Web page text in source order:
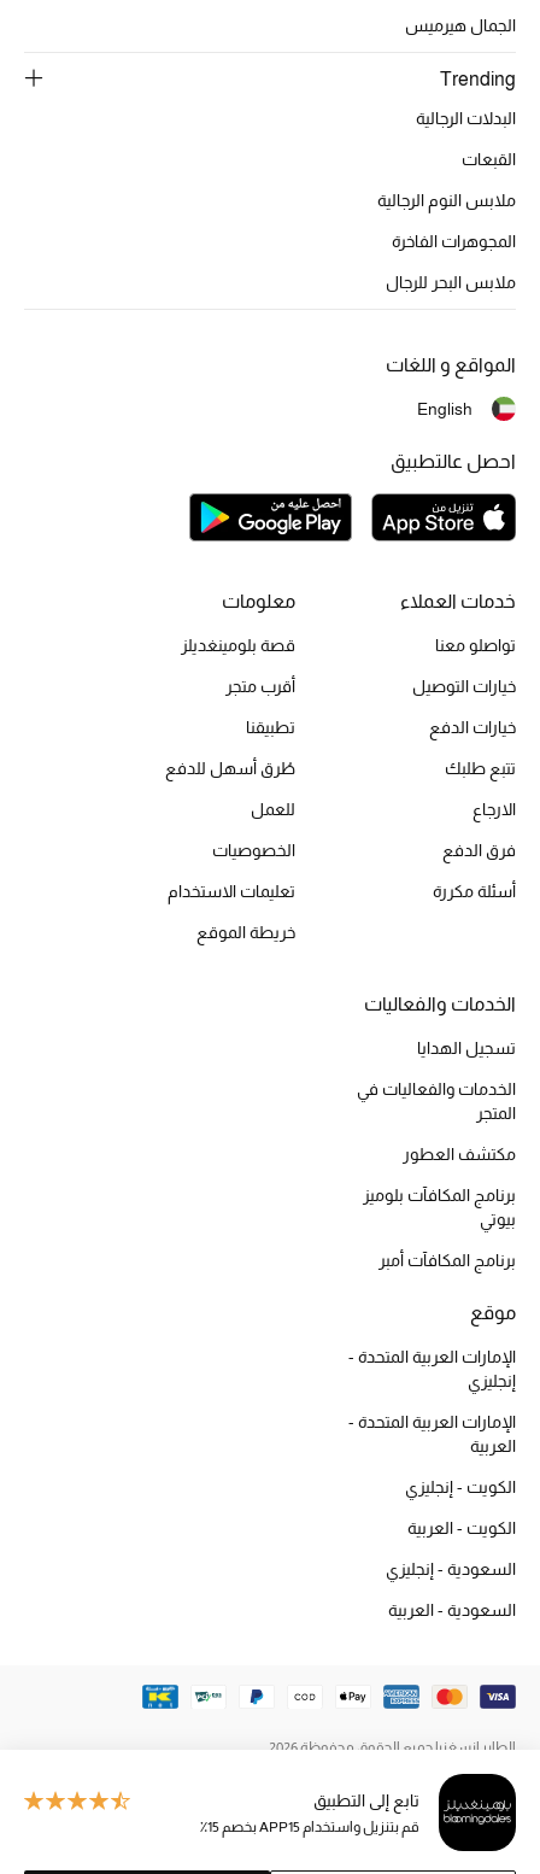
الأحذية الرجالية
أحذية للأطفال
أحذية مختارة
خصومات
جميع مستحضرات الجمال
الأكثر مبيعاً
العطور
المكياج
العناية بالشعر
الصحة والعافية
الجمال في بلوميز
هدايا
دليل مستلزمات الجمال
ماركات جديدة للجمال
تسوقوا أحدث الماركات
عرض جميع المنتجات
الموسم الجديد
ما وصلنا حديثاً
تابع إلى التطبيق
قم بتنزيل واستخدام APP15 بخصم 15٪
الجمال هيرميس
Trending
البدلات الرجالية
القبعات
ملابس النوم الرجالية
المجوهرات الفاخرة
ملابس البحر للرجال
خدمات العملاء
تواصلو معنا
خيارات التوصيل
خيارات الدفع
تتبع طلبك
الارجاع
فرق الدفع
أسئلة مكررة
معلومات
قصة بلومينغديلز
أقرب متجر
تطبيقنا
طُرق أسهل للدفع
للعمل
الخصوصيات
تعليمات الاستخدام
خريطة الموقع
الخدمات والفعاليات
تسجيل الهدايا
الخدمات والفعاليات في
المتجر
مكتشف العطور
برنامج المكافآت بلوميز
بيوتي
برنامج المكافآت أمبر
موقع
الإمارات العربية المتحدة -
إنجليزي
الإمارات العربية المتحدة -
العربية
الكويت - إنجليزي
الكويت - العربية
السعودية - إنجليزي
السعودية - العربية
المواقع و اللغات
English
احصل عالتطبيق
الطاير إنسغنيا جميع الحقوق محفوظة 2026